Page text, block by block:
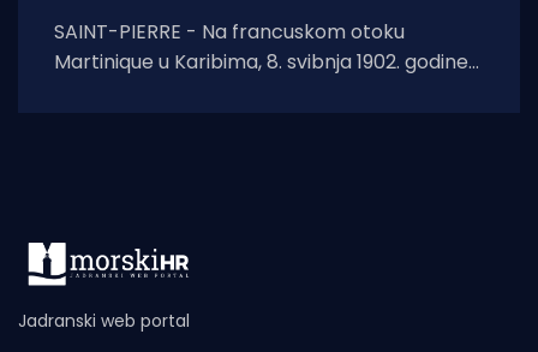
SAINT-PIERRE - Na francuskom otoku
Martinique u Karibima, 8. svibnja 1902. godine
Jadranski web portal